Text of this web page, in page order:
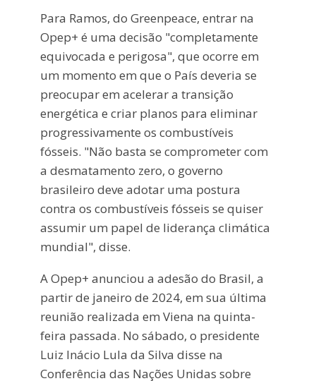
Para Ramos, do Greenpeace, entrar na
Opep+ é uma decisão "completamente
equivocada e perigosa", que ocorre em
um momento em que o País deveria se
preocupar em acelerar a transição
energética e criar planos para eliminar
progressivamente os combustíveis
fósseis. "Não basta se comprometer com
a desmatamento zero, o governo
brasileiro deve adotar uma postura
contra os combustíveis fósseis se quiser
assumir um papel de liderança climática
mundial", disse.
A Opep+ anunciou a adesão do Brasil, a
partir de janeiro de 2024, em sua última
reunião realizada em Viena na quinta-
feira passada. No sábado, o presidente
Luiz Inácio Lula da Silva disse na
Conferência das Nações Unidas sobre